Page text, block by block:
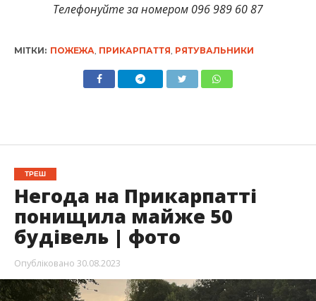
Телефонуйте за номером 096 989 60 87
МІТКИ: ПОЖЕЖА ПРИКАРПАТТЯ РЯТУВАЛЬНИКИ
ТРЕШ
Негода на Прикарпатті
понищила майже 50
будівель | фото
Опубліковано 30.08.2023